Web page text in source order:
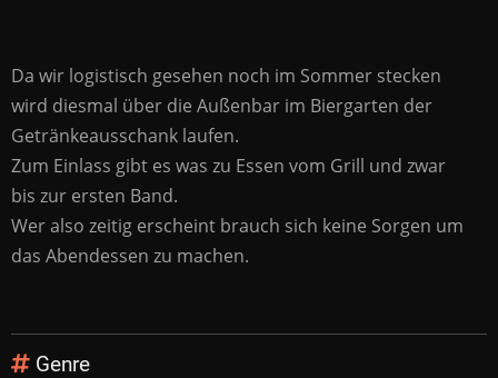
Da wir logistisch gesehen noch im Sommer stecken
wird diesmal über die Außenbar im Biergarten der
Getränkeausschank laufen.
Zum Einlass gibt es was zu Essen vom Grill und zwar
bis zur ersten Band.
Wer also zeitig erscheint brauch sich keine Sorgen um
das Abendessen zu machen.
Genre